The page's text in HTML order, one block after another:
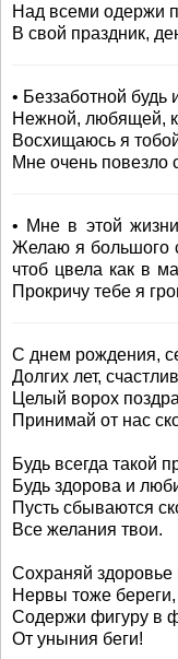
Над всеми одержи
В свой праздник,
• Беззаботной будь
Нежной, любящей,
Восхищаюсь я
Мне очень повезло
• Мне в этой
Желаю я большого
чтоб цвела как в
Прокричу тебе я
С днем рождения,
Долгих лет,
Целый ворох
Принимай от нас
Будь всегда такой
Будь здорова и
Пусть сбываются
Все желания твои.
Сохраняй здоровье
Нервы тоже береги,
Содержи фигуру в
От уныния беги!